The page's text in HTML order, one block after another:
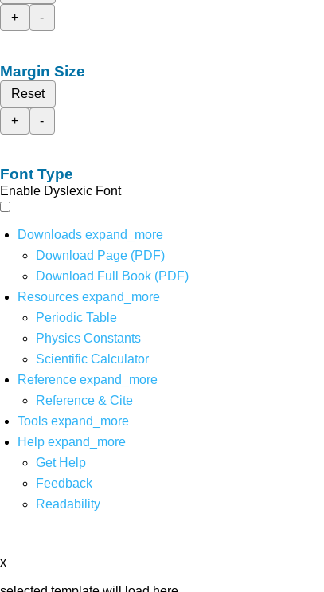
+
-
Margin Size
Reset
+
-
Font Type
Enable Dyslexic Font
Downloads expand_more
Download Page (PDF)
Download Full Book (PDF)
Resources expand_more
Periodic Table
Physics Constants
Scientific Calculator
Reference expand_more
Reference & Cite
Tools expand_more
Help expand_more
Get Help
Feedback
Readability
x